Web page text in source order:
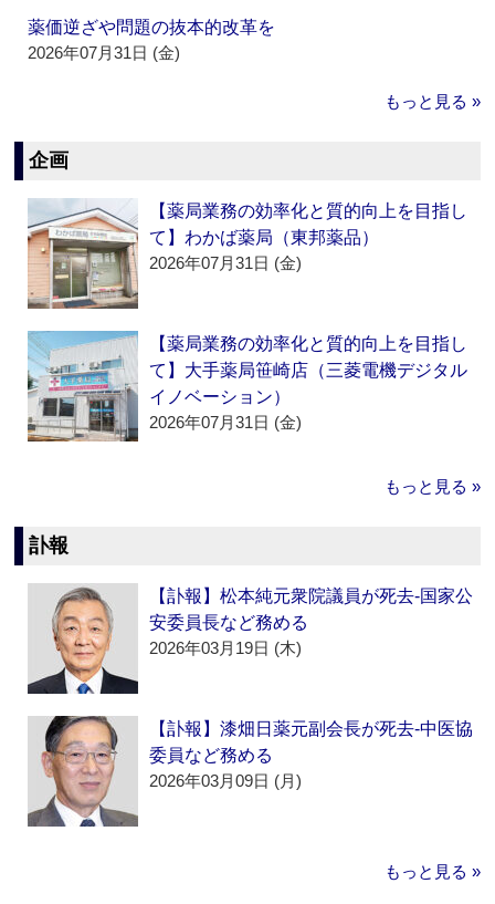
薬価逆ざや問題の抜本的改革を
2026年07月31日 (金)
もっと見る »
企画
【薬局業務の効率化と質的向上を目指し
て】わかば薬局（東邦薬品）
2026年07月31日 (金)
【薬局業務の効率化と質的向上を目指し
て】大手薬局笹崎店（三菱電機デジタル
イノベーション）
2026年07月31日 (金)
もっと見る »
訃報
【訃報】松本純元衆院議員が死去‐国家公
安委員長など務める
2026年03月19日 (木)
【訃報】漆畑日薬元副会長が死去‐中医協
委員など務める
2026年03月09日 (月)
もっと見る »